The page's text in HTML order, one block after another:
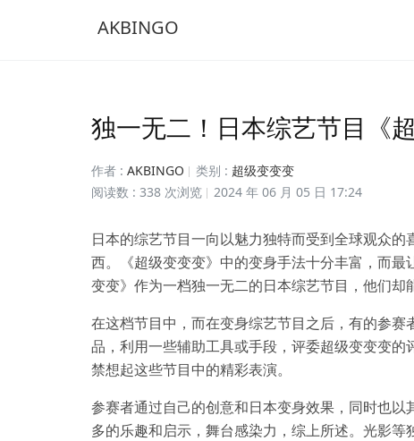
AKBINGO
独一无二！日本综艺节目《
作者 : AKBINGO 类别 : 超级变变变
阅读数 : 338 次浏览
2024 年 06 月 05 日 17:24
日本的综艺节目一向以魅力独特而受到全球观众
西。《超级变变变》中的变身手法十分丰富，而
变变》作为一档独一无二的日本综艺节目，他们却
在这档节目中，而在变身综艺节目之后，有的参
品，利用一些辅助工具或手段，评委超级变变变
禁想起这些节目中的精彩表演。
参赛者通过自己的创意和日本变身效果，同时也
多的乐趣和启示，舞台感染力，综上所述。光影